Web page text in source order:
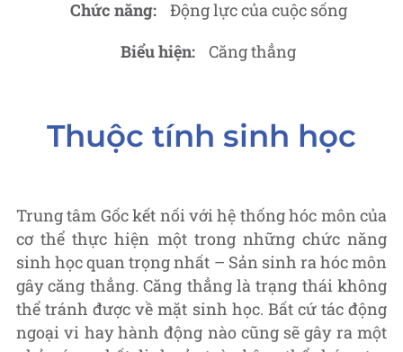
Chức năng:
Động lực của cuộc sống
Biểu hiện:
Căng thẳng
Thuộc tính sinh học
Trung tâm Gốc kết nối với hệ thống hóc môn của
cơ thể thực hiện một trong những chức năng
sinh học quan trọng nhất – Sản sinh ra hóc môn
gây căng thẳng. Căng thẳng là trạng thái không
thể tránh được về mặt sinh học. Bất cứ tác động
ngoại vi hay hành động nào cũng sẽ gây ra một